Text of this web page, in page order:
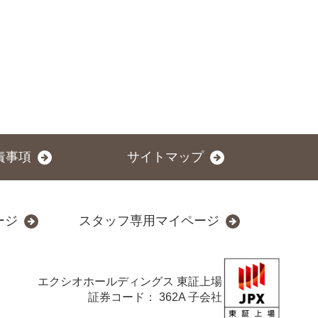
事項 サイトマップ
ジ スタッフ専用マイページ
エクシオホールディングス 東証上場
証券コード： 362A 子会社